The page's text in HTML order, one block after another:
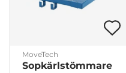
MoveTech
Sopkärlstömmare